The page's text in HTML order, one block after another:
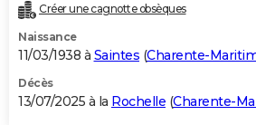
Créer une cagnotte obsèques
Naissance
11/03/1938 à Saintes (Charente-
Décès
13/07/2025 à la Rochelle (Charente-